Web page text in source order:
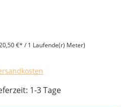
€* / 1 Laufende(r) Meter)
1-3 Tage